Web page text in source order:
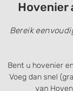
Hovenier
Bereik
Bent u hovenier
Voeg dan snel
van